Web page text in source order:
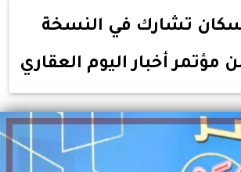
تشارك في النسخة
أخبار اليوم العقاري